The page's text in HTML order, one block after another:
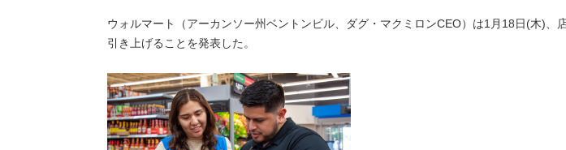
ウォルマート（アーカンソー州ベントンビル、ダグ・マクミロンCEO）は1月18日(木)、
引き上げることを発表した。